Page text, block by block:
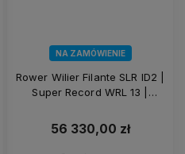
NA ZAMÓWIENIE
Rower Wilier Filante SLR ID2 |
Super Record WRL 13 |
56 330,00 zł